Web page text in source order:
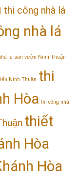
thi công nhà lá
nhà lá
lá sân vườn Ninh Thuận
Ninh Thuận thi
Hòa thi công nhà
thiết
Hòa
Hòa